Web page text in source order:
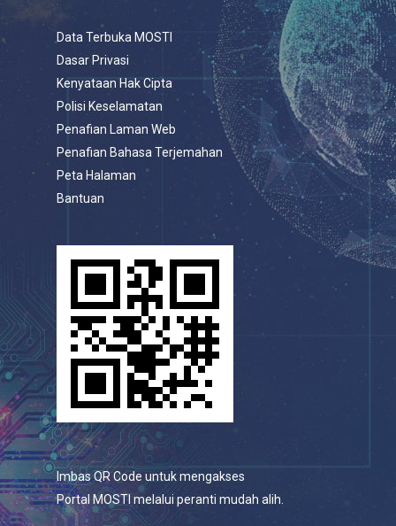
Data Terbuka MOSTI
Dasar Privasi
Kenyataan Hak Cipta
Polisi Keselamatan
Penafian Laman Web
Penafian Bahasa Terjemahan
Peta Halaman
Bantuan
Imbas QR Code untuk mengakses
Portal MOSTI melalui peranti mudah alih.